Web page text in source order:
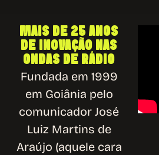
MAIS DE 25 ANOS
DE INOVAÇÃO NAS
ONDAS DE RÁDIO
Fundada em 1999
em Goiânia pelo
comunicador José
Luiz Martins de
Araújo (aquele cara